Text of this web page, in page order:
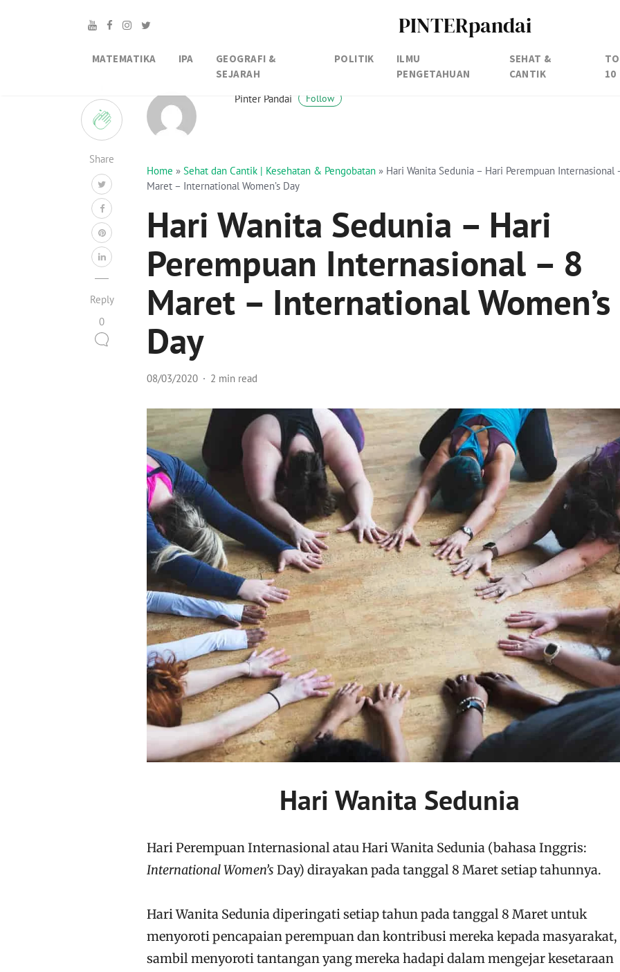
PINTERpandai
MATEMATIKA IPA
GEOGRAFI &
SEJARAH
POLITIK
ILMU
PENGETAHUAN
SEHAT &
CANTIK
10
Share
Reply
0
Pinter Pandai Follow
Home » Sehat dan Cantik | Kesehatan & Pengobatan » Hari Wanita Sedunia – Hari Perempuan Internasional
Maret – International Women’s Day
Hari Wanita Sedunia – Hari
Perempuan Internasional – 8
Maret – International Women’s
Day
08/03/2020 2 min read
Hari Wanita Sedunia
Hari Perempuan Internasional atau Hari Wanita Sedunia (bahasa Inggris:
International Women’s Day) dirayakan pada tanggal 8 Maret setiap tahunnya.
Hari Wanita Sedunia diperingati setiap tahun pada tanggal 8 Maret untuk
menyoroti pencapaian perempuan dan kontribusi mereka kepada masyarakat,
sambil menyoroti tantangan yang mereka hadapi dalam mengejar kesetaraan